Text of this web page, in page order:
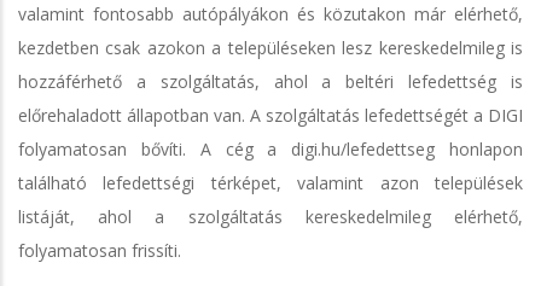
valamint fontosabb autópályákon és közutakon már elérhető,
kezdetben csak azokon a településeken lesz kereskedelmileg is
hozzáférhető a szolgáltatás, ahol a beltéri lefedettség is
előrehaladott állapotban van. A szolgáltatás lefedettségét a DIGI
folyamatosan bővíti. A cég a digi.hu/lefedettseg honlapon
található lefedettségi térképet, valamint azon települések
listáját, ahol a szolgáltatás kereskedelmileg elérhető,
folyamatosan frissíti.